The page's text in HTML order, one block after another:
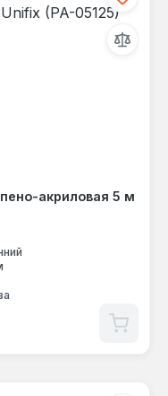
акриловая 5 м